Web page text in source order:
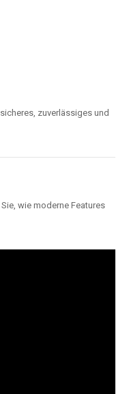
zuverlässiges und
wie moderne Features